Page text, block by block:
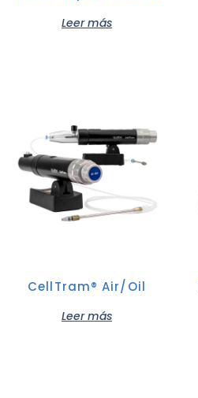
Leer más
CellTram® Air/Oil
Leer más